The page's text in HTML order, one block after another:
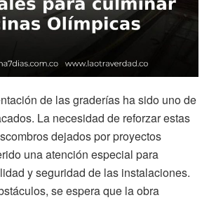
de las graderías ha sido uno de
La necesidad de reforzar estas
dejados por proyectos
una atención especial para
y seguridad de las instalaciones.
se espera que la obra